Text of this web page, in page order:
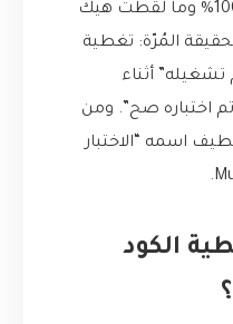
الاختبارات؟ كيف تغطيتنا 100% وما لقطت هيك
المُرّة: تغطية
تشغيله” أثناء
اختباره صح”. ومن
اسمه “الاختبار
الكود